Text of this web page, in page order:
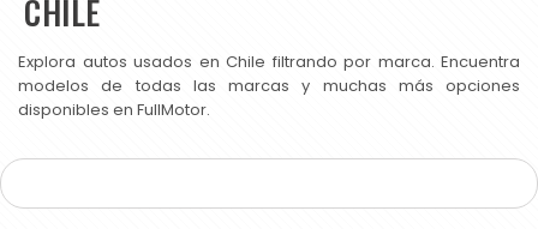
CHILE
Explora autos usados en Chile filtrando por marca. Encuentra
modelos de todas las marcas y muchas más opciones
disponibles en FullMotor.